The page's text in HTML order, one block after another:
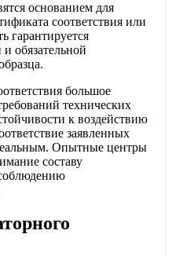
основанием для
соответствия или
гарантируется
обязательной
большое
технических
к воздействию
заявленных
Опытные центры
составу